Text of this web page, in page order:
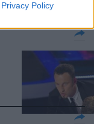
Privacy Policy